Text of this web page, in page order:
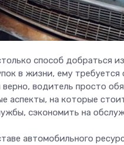
способ добраться
в жизни, ему
водитель просто
аспекты, на которые
сэкономить на
автомобильного